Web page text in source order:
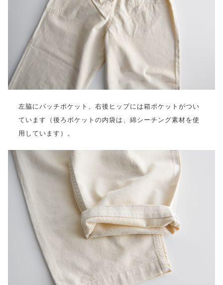
左脇にパッチポケット、右後ヒップには箱ポケットがつい
ています（後ろポケットの内袋は、綿シーチング素材を使
用しています）。